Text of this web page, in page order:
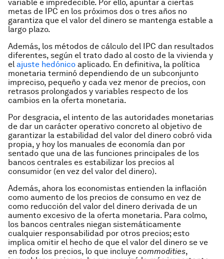
variable e impredecible. Por ello, apuntar a ciertas
metas de IPC en los próximos dos o tres años no
garantiza que el valor del dinero se mantenga estable a
largo plazo.
Además, los métodos de cálculo del IPC dan resultados
diferentes, según el trato dado al costo de la vivienda y
el ajuste hedónico aplicado. En definitiva, la política
monetaria terminó dependiendo de un subconjunto
impreciso, pequeño y cada vez menor de precios, con
retrasos prolongados y variables respecto de los
cambios en la oferta monetaria.
Por desgracia, el intento de las autoridades monetarias
de dar un carácter operativo concreto al objetivo de
garantizar la estabilidad del valor del dinero cobró vida
propia, y hoy los manuales de economía dan por
sentado que una de las funciones principales de los
bancos centrales es estabilizar los precios al
consumidor (en vez del valor del dinero).
Además, ahora los economistas entienden la inflación
como aumento de los precios de consumo en vez de
como reducción del valor del dinero derivada de un
aumento excesivo de la oferta monetaria. Para colmo,
los bancos centrales niegan sistemáticamente
cualquier responsabilidad por otros precios; esto
implica omitir el hecho de que el valor del dinero se ve
en todos los precios, lo que incluye commodities,